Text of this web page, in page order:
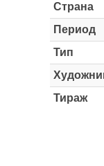
Страна
Период
Тип
Тираж